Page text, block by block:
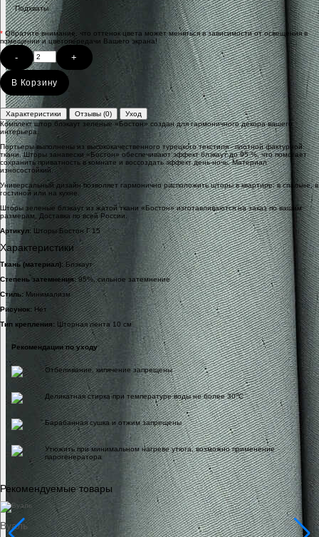
Подхваты
* Обратите внимание, что оттенок цвета может меняться в зависимости от освещения в
помещении и цветопередачи Вашего экрана!
- +
В Корзину
Характеристики Отзывы (0)
Уход
Комплект штор блэкаут зеленые «Бостон» создан для гармоничного декора вашего
интерьера.
Портьеры выполнены из высококачественного турецкого текстиля - плотной фактурной
ткани. Шторы занавески «Бостон» обеспечивают эффект блэкаут до 95 %, что помогает
сохранить приватность в комнате и воссоздать эффект день-ночь. Материал
износостойкий.
Универсальный дизайн позволяет гармонично расположить шторы в квартире: в спальне, в
гостиной или на кухне.
Шторы зеленые блэкаут из жатой ткани «Бостон» изготавливаются на заказ по вашим
размерам. Доставка по всей России.
Артикул: Шторы Бостон Г 15
Характеристики
Ткань (материал): Блэкаут
Степень затемнения:95%, сильное затемнение
Стиль:Минимализм
Рисунок: Нет
Тип крепления: Шторная лента 10 см
Рекомендации по уходу
Отбеливание, кипячение запрещены
Деликатная стирка при температуре воды не более 30oC
Барабанная сушка и отжим запрещены
Утюжить при минимальном нагреве утюга, возможно применение
парогенератора
Рекомендуемые товары
Вуаль